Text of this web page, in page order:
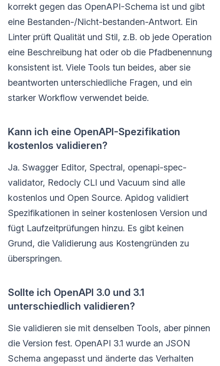
korrekt gegen das OpenAPI-Schema ist und gibt
eine Bestanden-/Nicht-bestanden-Antwort. Ein
Linter prüft Qualität und Stil, z.B. ob jede Operation
eine Beschreibung hat oder ob die Pfadbenennung
konsistent ist. Viele Tools tun beides, aber sie
beantworten unterschiedliche Fragen, und ein
starker Workflow verwendet beide.
Kann ich eine OpenAPI-Spezifikation
kostenlos validieren?
Ja. Swagger Editor, Spectral, openapi-spec-
validator, Redocly CLI und Vacuum sind alle
kostenlos und Open Source. Apidog validiert
Spezifikationen in seiner kostenlosen Version und
fügt Laufzeitprüfungen hinzu. Es gibt keinen
Grund, die Validierung aus Kostengründen zu
überspringen.
Sollte ich OpenAPI 3.0 und 3.1
unterschiedlich validieren?
Sie validieren sie mit denselben Tools, aber pinnen
die Version fest. OpenAPI 3.1 wurde an JSON
Schema angepasst und änderte das Verhalten